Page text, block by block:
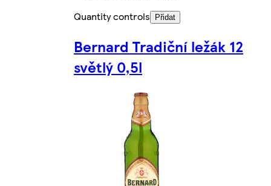
Quantity controls
Přidat
Bernard Tradiční ležák 12
světlý 0,5l